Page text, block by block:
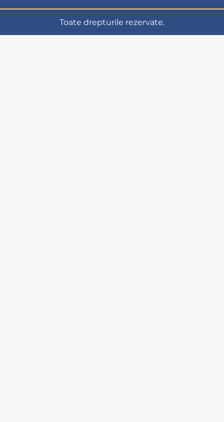
Toate drepturile rezervate.